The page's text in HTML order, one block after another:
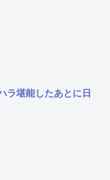
ラ堪能したあとに日